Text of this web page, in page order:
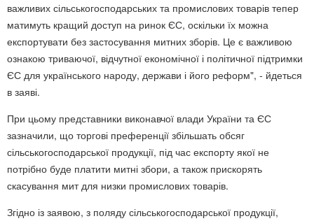
важливих сільськогосподарських та промислових товарів тепер
матимуть кращий доступ на ринок ЄС, оскільки їх можна
експортувати без застосування митних зборів. Це є важливою
ознакою триваючої, відчутної економічної і політичної підтримки
ЄС для українського народу, держави і його реформ", - йдеться
в заяві.
При цьому представники виконавчої влади України та ЄС
зазначили, що торгові преференції збільшать обсяг
сільськогосподарської продукції, під час експорту якої не
потрібно буде платити митні збори, а також прискорять
скасування мит для низки промислових товарів.
Згідно із заявою, з поляду сільськогосподарської продукції,